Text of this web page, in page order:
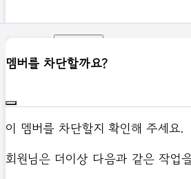
멤버를 차단할까요?
이 멤버를 차단할지 확인해 주세요.
회원님은 더이상 다음과 같은 작업